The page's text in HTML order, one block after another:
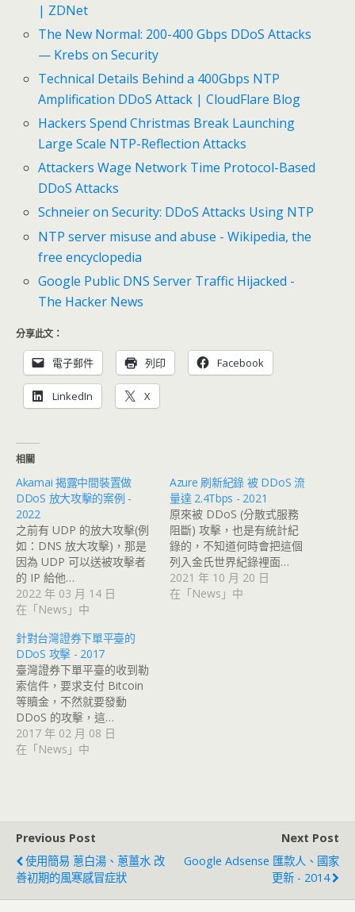
| ZDNet
The New Normal: 200-400 Gbps DDoS Attacks
— Krebs on Security
Technical Details Behind a 400Gbps NTP
Amplification DDoS Attack | CloudFlare Blog
Hackers Spend Christmas Break Launching
Large Scale NTP-Reflection Attacks
Attackers Wage Network Time Protocol-Based
DDoS Attacks
Schneier on Security: DDoS Attacks Using NTP
NTP server misuse and abuse - Wikipedia, the
free encyclopedia
Google Public DNS Server Traffic Hijacked -
The Hacker News
分享此文：
電子郵件 列印 Facebook
LinkedIn X
相關
Akamai 揭露中間裝置做
DDoS 放大攻擊的案例 -
2022
之前有 UDP 的放大攻擊(例
如：DNS 放大攻擊)，那是
因為 UDP 可以送被攻擊者
的 IP 給他…
2022 年 03 月 14 日
在「News」中
Azure 刷新紀錄 被 DDoS 流
量達 2.4Tbps - 2021
原來被 DDoS (分散式服務
阻斷) 攻擊，也是有統計紀
錄的，不知道何時會把這個
列入金氏世界紀錄裡面…
2021 年 10 月 20 日
在「News」中
針對台灣證券下單平臺的
DDoS 攻擊 - 2017
臺灣證券下單平臺的收到勒
索信件，要求支付 Bitcoin
等贖金，不然就要發動
DDoS 的攻擊，這…
2017 年 02 月 08 日
在「News」中
Previous Post
使用簡易 蔥白湯、蔥薑水 改
善初期的風寒感冒症狀
Next Post
Google Adsense 匯款人、國家
更新 - 2014